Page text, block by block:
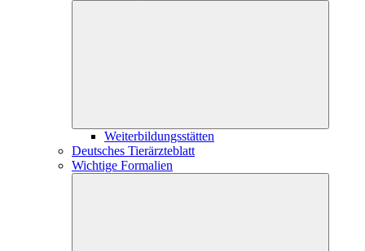
Weiterbildungsstätten
Deutsches Tierärzteblatt
Wichtige Formalien